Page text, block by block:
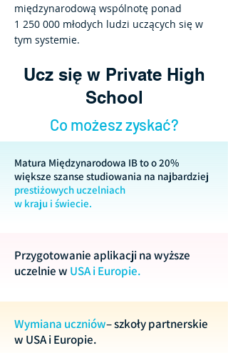
międzynarodową wspólnotę ponad
1 250 000 młodych ludzi uczących się w
tym systemie.
Ucz się w Private High
School
Co możesz zyskać?
Matura Międzynarodowa IB to o 20%
większe szanse studiowania na najbardziej
prestiżowych uczelniach
w kraju i świecie.
Przygotowanie aplikacji na wyższe
uczelnie w USA i Europie.
Wymiana uczniów– szkoły partnerskie
w USA i Europie.